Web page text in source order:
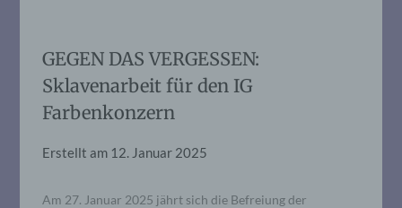
GEGEN DAS VERGESSEN:
Sklavenarbeit für den IG
Farbenkonzern
Erstellt am 12. Januar 2025
Am 27. Januar 2025 jährt sich die Befreiung der